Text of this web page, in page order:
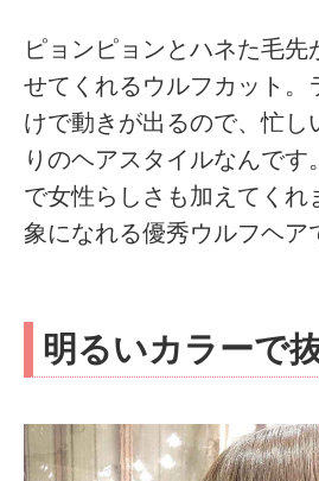
ピョンピョンとハネた毛先
せてくれるウルフカット。
けで動きが出るので、忙し
りのヘアスタイルなんです
で女性らしさも加えてくれ
象になれる優秀ウルフヘア
明るいカラーで